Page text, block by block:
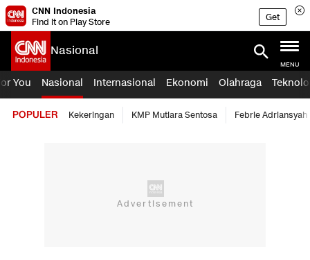
CNN Indonesia
Find it on Play Store
Get
Nasional
MENU
You Nasional Internasional Ekonomi Olahraga
POPULER Kekeringan KMP Mutiara Sentosa Febrie Adriansyah